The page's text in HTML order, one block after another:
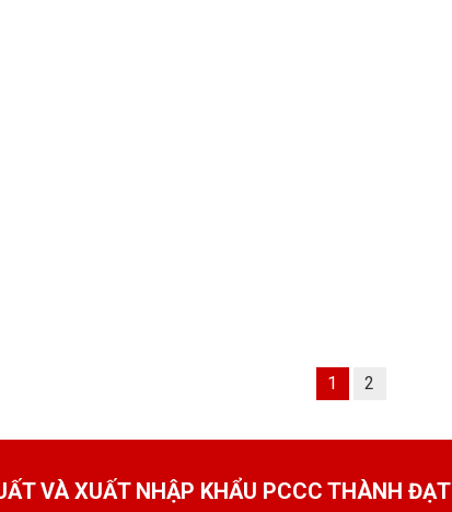
1 2
VÀ XUẤT NHẬP KHẨU PCCC THÀNH ĐẠT